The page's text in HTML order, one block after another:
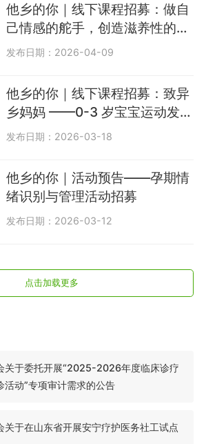
他乡的你｜线下课程招募：做自
己情感的舵手，创造滋养性的人
际关系
发布日期：2026-04-09
他乡的你｜线下课程招募：致异
乡妈妈 ——0-3 岁宝宝运动发
展，科学育儿与实操指南
发布日期：2026-03-18
他乡的你｜活动预告——孕期情
绪识别与管理活动招募
发布日期：2026-03-12
点击加载更多
关于委托开展“2025-2026年度临床诊疗
活动”专项审计需求的公告
关于在山东省开展安宁疗护医务社工试点